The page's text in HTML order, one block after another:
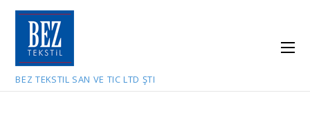
BEZ TEKSTIL SAN VE TIC LTD ŞTI